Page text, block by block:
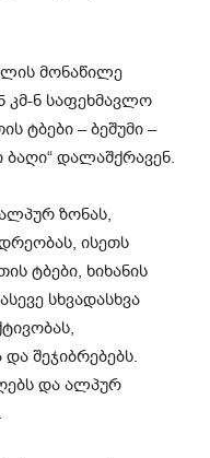
მონაწილე
კმ-ნ საფეხმავლო
ტბები – ბეშუმი –
დალაშქრავენ.
ზონას,
ისეთს
ტბები, ხიხანის
სხვადასხვა
შეჯიბრებებს.
და ალპურ